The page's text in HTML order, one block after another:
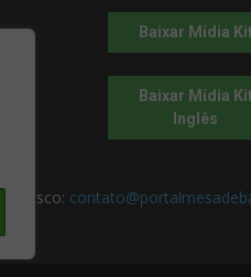
Baixar Mídia Kit
Baixar Mídia Kit
Inglês